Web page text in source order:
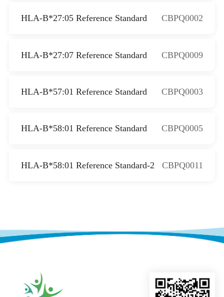
HLA-B*27:05 Reference Standard CBPQ0002
HLA-B*27:07 Reference Standard CBPQ0009
HLA-B*57:01 Reference Standard CBPQ0003
HLA-B*58:01 Reference Standard CBPQ0005
HLA-B*58:01 Reference Standard-2 CBPQ0011